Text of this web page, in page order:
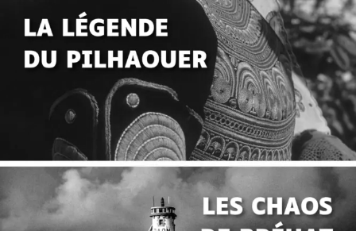
Offre découverte Daniel Cario
Daniel Cario